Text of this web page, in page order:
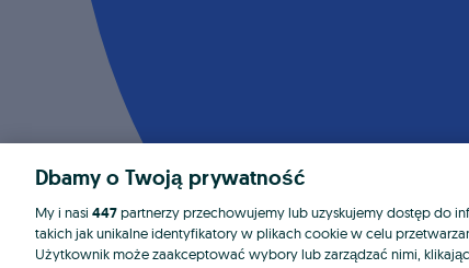
Dbamy o Twoją prywatność
My i nasi 447partnerzy przechowujemy lub uzyskujemy dostęp do
takich jak unikalne identyfikatory w plikach cookie w celu
Użytkownik może zaakceptować wybory lub zarządzać nimi,